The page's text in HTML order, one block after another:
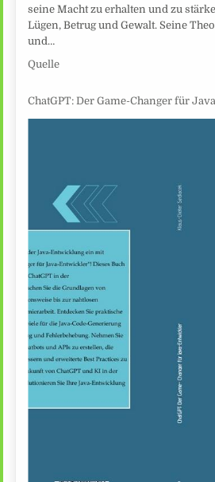
seine Macht zu erhalten und zu
Lügen, Betrug und Gewalt. Seine
und…
Quelle
ChatGPT: Der Game-Changer für